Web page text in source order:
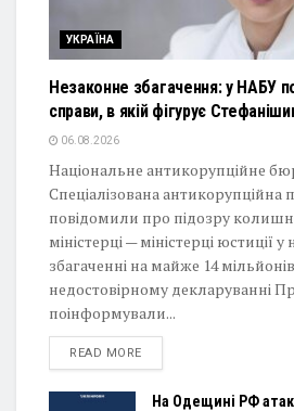
УКРАЇНА
Незаконне збагачення: у НАБУ
справи, в якій фігурує
06.08.2026
Національне антикорупційне
Спеціалізована антикорупційна
повідомили про підозру
міністерці — міністерці юстиції
збагаченні на майже 14
недостовірному декларуванні
поінформували...
READ MOREDETAILS
На Одещині РФ